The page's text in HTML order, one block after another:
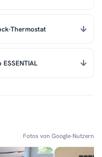
Thermostat
Fotos von Google-Nutzern